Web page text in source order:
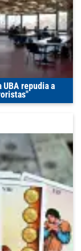
UBA repudia a